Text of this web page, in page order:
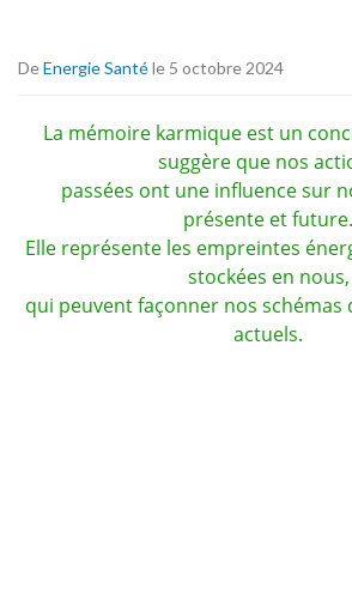
DeEnergie Santéle 5 octobre 2024
La mémoire karmique est un
suggère que nos
passées ont une influence sur
présente et future.
Elle représente les empreintes
stockées en nous,
qui peuvent façonner nos
actuels.